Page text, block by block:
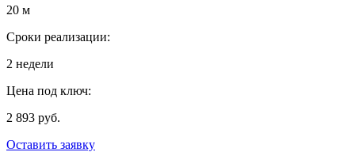
20 м
Сроки реализации:
2 недели
Цена под ключ:
2 893 руб.
Оставить заявку